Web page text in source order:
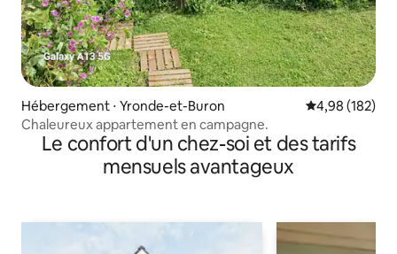
Hébergement ⋅ Yronde-et-Buron Évaluation
4,98 (182)
Chaleureux appartement en campagne.
Le confort d'un chez-soi et des tarifs
mensuels avantageux